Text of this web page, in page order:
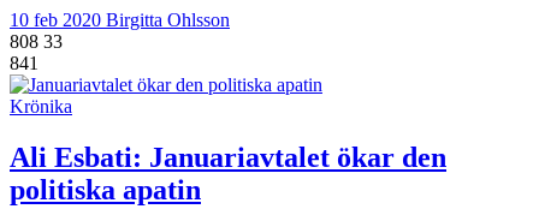
10 feb 2020 Birgitta Ohlsson
808 33
841
Krönika
Ali Esbati: Januariavtalet ökar den
politiska apatin